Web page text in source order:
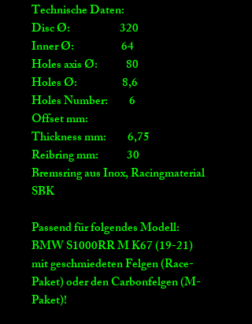
Technische Daten:
Disc Ø: 320
Inner Ø: 64
Holes axis Ø: 80
Holes Ø: 8,6
Holes Number: 6
Offset mm:
Thickness mm: 6,75
Reibring mm: 30
Bremsring aus Inox, Racingmaterial
SBK
Passend für folgendes Modell:
BMW S1000RR M K67 (19-21)
mit geschmiedeten Felgen (Race-
Paket) oder den Carbonfelgen (M-
Paket)!